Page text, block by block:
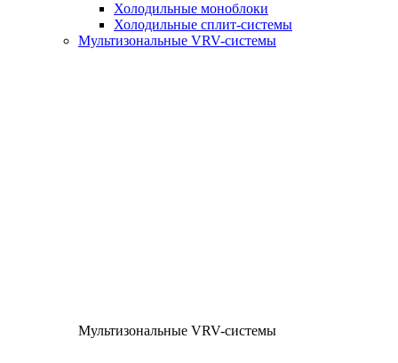
Холодильные моноблоки
Холодильные сплит-системы
Мультизональные VRV-системы
Мультизональные VRV-системы